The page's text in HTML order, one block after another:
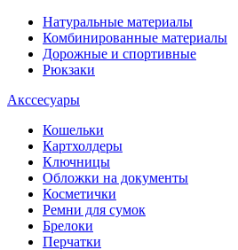
Натуральные материалы
Комбинированные материалы
Дорожные и спортивные
Рюкзаки
Акссесуары
Кошельки
Картхолдеры
Ключницы
Обложки на документы
Косметички
Ремни для сумок
Брелоки
Перчатки